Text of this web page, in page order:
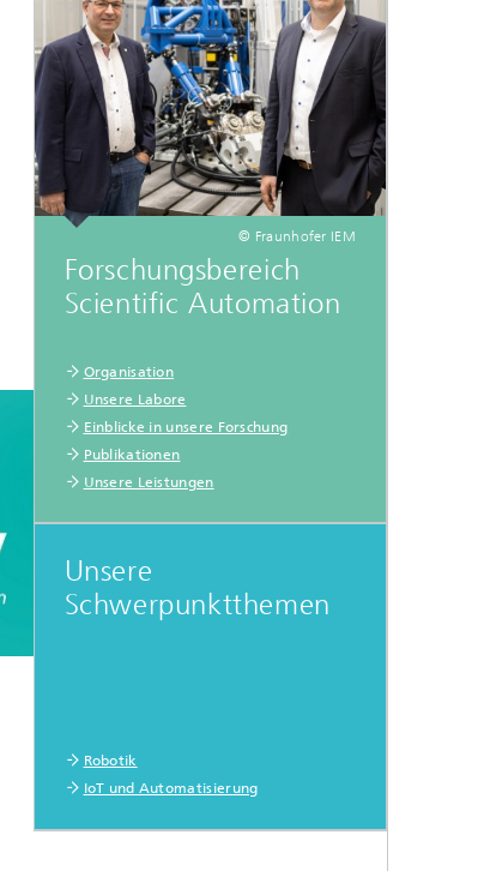
© Fraunhofer IEM
Forschungsbereich
Scientific Automation
Organisation
Unsere Labore
Einblicke in unsere Forschung
Publikationen
Unsere Leistungen
Unsere
Schwerpunktthemen
Robotik
IoT und Automatisierung